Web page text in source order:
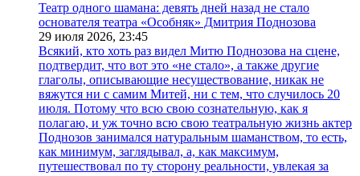
Театр одного шамана: девять дней назад не стало
основателя театра «Особняк» Дмитрия Поднозова
29 июля 2026, 23:45
Всякий, кто хоть раз видел Митю Поднозова на сцене,
подтвердит, что вот это «не стало», а также другие
глаголы, описывающие несуществование, никак не
вяжутся ни с самим Митей, ни с тем, что случилось 20
июля. Потому что всю свою сознательную, как я
полагаю, и уж точно всю свою театральную жизнь актер
Поднозов занимался натуральным шаманством, то есть,
как минимум, заглядывал, а, как максимум,
путешествовал по ту сторону реальности, увлекая за